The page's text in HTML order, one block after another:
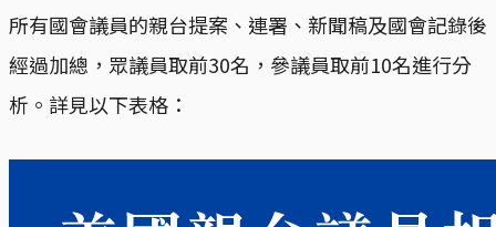
所有國會議員的親台提案、連署、新聞稿及國會記錄後
經過加總，眾議員取前30名，參議員取前10名進行分
析。詳見以下表格：